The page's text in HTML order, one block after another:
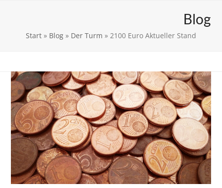
menu
menu
Blog
Start » Blog » Der Turm » 2100 Euro Aktueller Stand